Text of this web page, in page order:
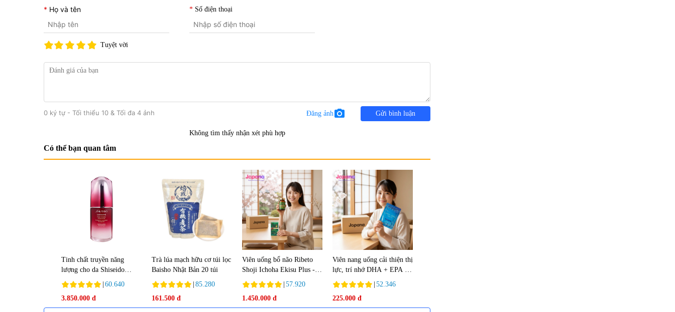
Họ và tên Số điện thoại
Tuyệt vời
0 ký tự - Tối thiểu 10 & Tối đa 4 ảnh Đăng ảnh photo_camera Gửi bình luận
Không tìm thấy nhận xét phù hợp
Có thể bạn quan tâm
Tinh chất truyền năng
lượng cho da Shiseido
Ultimune Power 75ml
60.640
3.850.000 đ
Trà lúa mạch hữu cơ túi lọc
Baisho Nhật Bản 20 túi
85.280
161.500 đ
Viên uống bổ não Ribeto
Shoji Ichoha Ekisu Plus -
90 viên
57.920
1.450.000 đ
Viên nang uống cải thiện thị
lực, trí nhớ DHA + EPA +
Flaxseed Oil 30 viên/gói -
Date 02/2027
52.346
225.000 đ